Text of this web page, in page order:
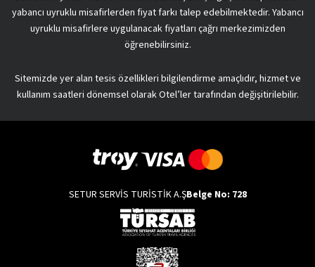
yabancı uyruklu misafirlerden fiyat farkı talep edebilmektedir. Yabancı
uyruklu misafirlere uygulanacak fiyatları çağrı merkezimizden
öğrenebilirsiniz.
Sitemizde yer alan tesis özellikleri bilgilendirme amaçlıdır, hizmet ve
kullanım saatleri dönemsel olarak Otel’ler tarafından değişitirilebilir.
SETUR SERVİS TURİSTİK A.ŞBelge No: 728